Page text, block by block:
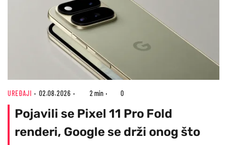
UREĐAJI 02.08.2026 2 min 0
Pojavili se Pixel 11 Pro Fold
renderi, Google se drži onog što